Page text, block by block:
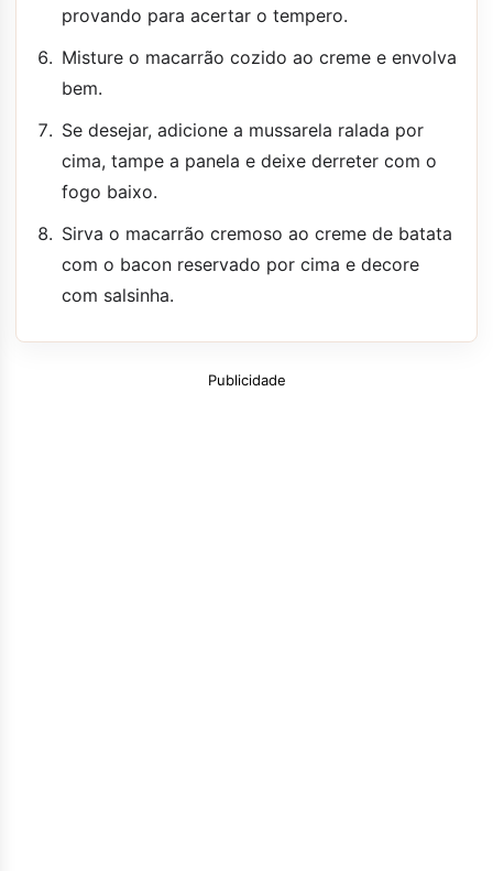
provando para acertar o tempero.
Misture o macarrão cozido ao creme e envolva
bem.
Se desejar, adicione a mussarela ralada por
cima, tampe a panela e deixe derreter com o
fogo baixo.
Sirva o macarrão cremoso ao creme de batata
com o bacon reservado por cima e decore
com salsinha.
Publicidade